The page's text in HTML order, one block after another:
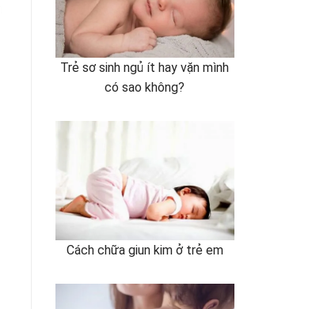
Trẻ sơ sinh ngủ ít hay vặn mình
có sao không?
Cách chữa giun kim ở trẻ em